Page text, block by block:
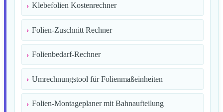
Klebefolien Kostenrechner
Folien-Zuschnitt Rechner
Folienbedarf-Rechner
Umrechnungstool für Folienmaßeinheiten
Folien-Montageplaner mit Bahnaufteilung